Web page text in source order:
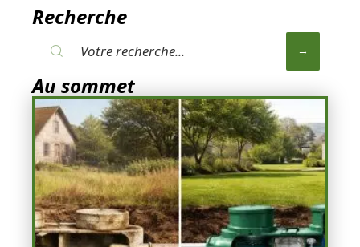
Recherche
Au sommet